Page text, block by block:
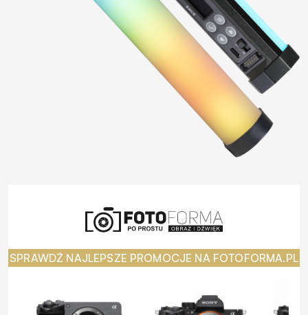
SPRAWDŹ NAJLEPSZE PROMOCJE NA FOTOFORMA.PL